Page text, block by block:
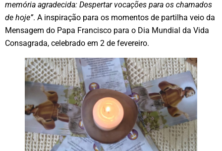
memória agradecida: Despertar vocações para os chamados
de hoje”. A inspiração para os momentos de partilha veio da
Mensagem do Papa Francisco para o Dia Mundial da Vida
Consagrada, celebrado em 2 de fevereiro.